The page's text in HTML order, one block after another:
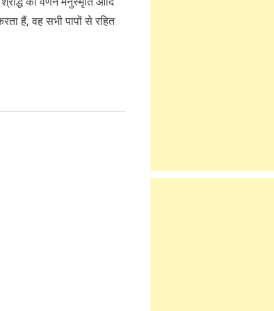
हैं, वह सभी पापों से रहित